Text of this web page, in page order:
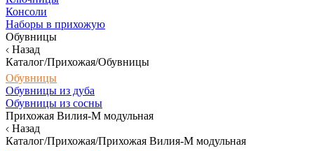
Консоли
Наборы в прихожую
Обувницы
Назад
Каталог/Прихожая/Обувницы
Обувницы
Обувницы из дуба
Обувницы из сосны
Прихожая Вилия-М модульная
Назад
Каталог/Прихожая/Прихожая Вилия-М модульная